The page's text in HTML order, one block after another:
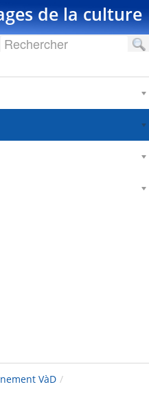
de la culture
VàD /